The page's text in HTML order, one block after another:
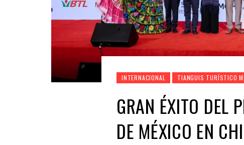
INTERNACIONAL TIANGUIS TURÍSTICO
GRAN ÉXITO DEL
DE MÉXICO EN